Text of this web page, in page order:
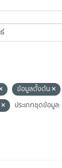
ข้อมูลตั้งต้น
ประเภทชุดข้อมูล: